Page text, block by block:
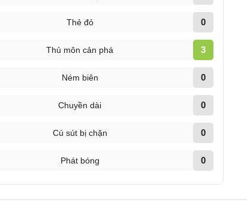
Thẻ đỏ 0
Thủ môn cản phá 3
Ném biên 0
Chuyền dài 0
Cú sút bị chặn 0
Phát bóng 0